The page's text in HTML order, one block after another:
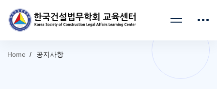
Home 공지사항